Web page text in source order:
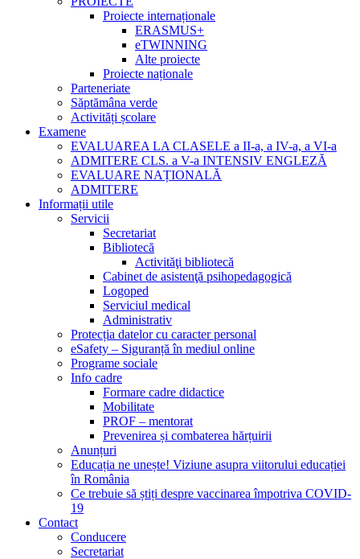
Proiecte internaționale
ERASMUS+
eTWINNING
Alte proiecte
Proiecte naționale
Parteneriate
Săptămâna verde
Activități școlare
Examene
EVALUAREA LA CLASELE a II-a, a IV-a, a VI-a
ADMITERE CLS. a V-a INTENSIV ENGLEZĂ
EVALUARE NAȚIONALĂ
ADMITERE
Informații utile
Servicii
Secretariat
Bibliotecă
Activităţi bibliotecă
Cabinet de asistenţă psihopedagogică
Logoped
Serviciul medical
Administrativ
Protecția datelor cu caracter personal
eSafety – Siguranță în mediul online
Programe sociale
Info cadre
Formare cadre didactice
Mobilitate
PROF – mentorat
Prevenirea și combaterea hărțuirii
Anunțuri
Educația ne unește! Viziune asupra viitorului educației
în România
Ce trebuie să știți despre vaccinarea împotriva COVID-
19
Contact
Conducere
Secretariat